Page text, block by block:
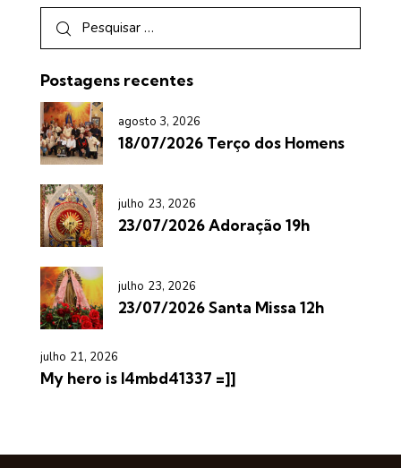
Postagens recentes
agosto 3, 2026
18/07/2026 Terço dos Homens
julho 23, 2026
23/07/2026 Adoração 19h
julho 23, 2026
23/07/2026 Santa Missa 12h
julho 21, 2026
My hero is l4mbd41337 =]]